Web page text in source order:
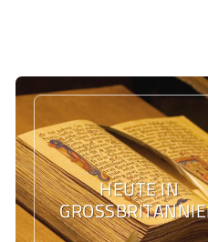
HEUTE IN
GROSSBRITANNIEN